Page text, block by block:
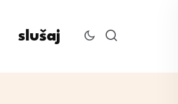
slušaj